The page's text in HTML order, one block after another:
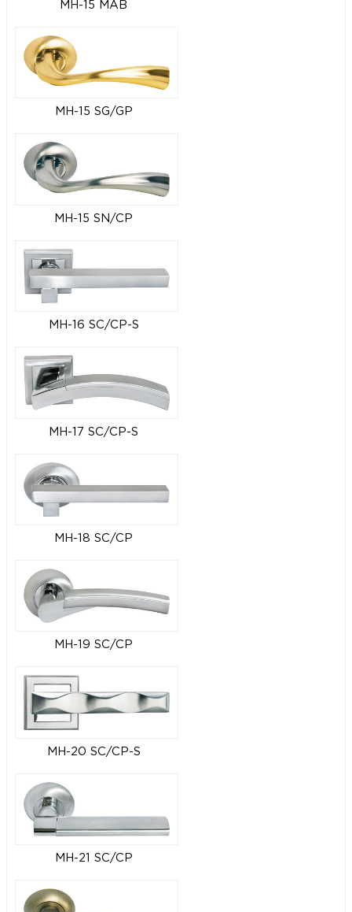
MH-15 MAB
MH-15 SG/GP
MH-15 SN/CP
MH-16 SC/CP-S
MH-17 SC/CP-S
MH-18 SC/CP
MH-19 SC/CP
MH-20 SC/CP-S
MH-21 SC/CP